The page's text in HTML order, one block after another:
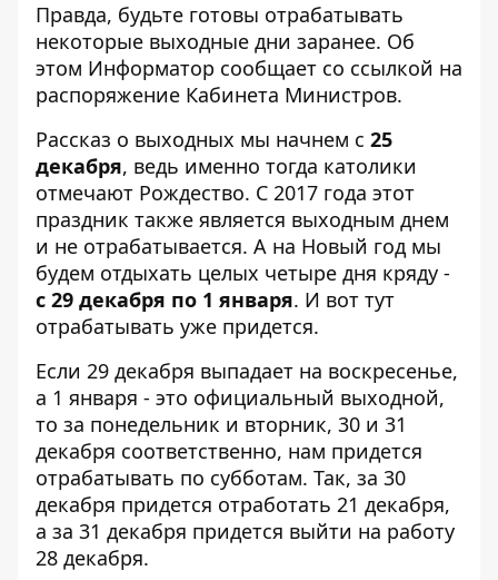
Правда, будьте готовы отрабатывать
некоторые выходные дни заранее. Об
этом Информатор сообщает со ссылкой на
распоряжение Кабинета Министров.
Рассказ о выходных мы начнем с 25
декабря, ведь именно тогда католики
отмечают Рождество. С 2017 года этот
праздник также является выходным днем
и не отрабатывается. А на Новый год мы
будем отдыхать целых четыре дня кряду -
с 29 декабря по 1 января. И вот тут
отрабатывать уже придется.
Если 29 декабря выпадает на воскресенье,
а 1 января - это официальный выходной,
то за понедельник и вторник, 30 и 31
декабря соответственно, нам придется
отрабатывать по субботам. Так, за 30
декабря придется отработать 21 декабря,
а за 31 декабря придется выйти на работу
28 декабря.